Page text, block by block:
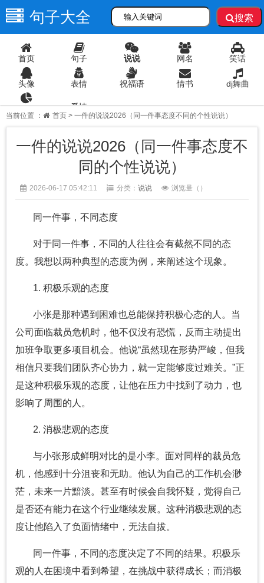
句子大全 搜索
首页 句子 说说 网名 笑话
头像 表情 祝福语 情书 dj舞曲
爱情
当前位置 ： 首页 > 一件的说说2026（同一件事态度不同的个性说说）
一件的说说2026（同一件事态度不
同的个性说说）
2026-06-17 05:42:11 分类： 说说 浏览量（ ）
同一件事，不同态度
对于同一件事，不同的人往往会有截然不同的态
度。我想以两种典型的态度为例，来阐述这个现象。
1. 积极乐观的态度
小张是那种遇到困难也总能保持积极心态的人。当
公司面临裁员危机时，他不仅没有恐慌，反而主动提出
加班争取更多项目机会。他说“虽然现在形势严峻，但我
相信只要我们团队齐心协力，就一定能够度过难关。”正
是这种积极乐观的态度，让他在压力中找到了动力，也
影响了周围的人。
2. 消极悲观的态度
与小张形成鲜明对比的是小李。面对同样的裁员危
机，他感到十分沮丧和无助。他认为自己的工作机会渺
茫，未来一片黯淡。甚至有时候会自我怀疑，觉得自己
是否还有能力在这个行业继续发展。这种消极悲观的态
度让他陷入了负面情绪中，无法自拔。
同一件事，不同的态度决定了不同的结果。积极乐
观的人在困境中看到希望，在挑战中获得成长；而消极